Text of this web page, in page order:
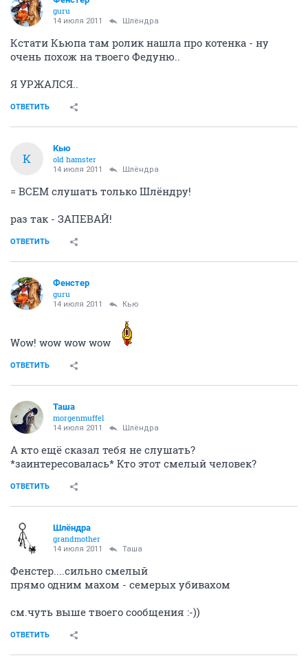
guru
14 июля 2011 Шлёндра
Кстати Кьюпа там ролик нашла про котенка - ну
очень похож на твоего Федуню..
Я УРЖАЛСЯ..
ОТВЕТИТЬ
К
Кью
old hamster
14 июля 2011 Шлёндра
= ВСЕМ слушать только Шлёндру!
раз так - ЗАПЕВАЙ!
ОТВЕТИТЬ
Фенстер
guru
14 июля 2011 Кью
Wow! wow wow wow
ОТВЕТИТЬ
Таша
morgenmuffel
14 июля 2011 Шлёндра
А кто ещё сказал тебя не слушать?
*заинтересовалась* Кто этот смелый человек?
ОТВЕТИТЬ
Шлёндра
grandmother
14 июля 2011 Таша
Фенстер....сильно смелый
прямо одним махом - семерых убивахом
см.чуть выше твоего сообщения :-))
ОТВЕТИТЬ